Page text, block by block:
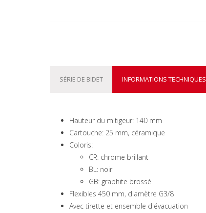
SÉRIE DE BIDET INFORMATIONS TECHNIQUES
Hauteur du mitigeur: 140 mm
Cartouche: 25 mm, céramique
Coloris:
CR: chrome brillant
BL: noir
GB: graphite brossé
Flexibles 450 mm, diamètre G3/8
Avec tirette et ensemble d'évacuation